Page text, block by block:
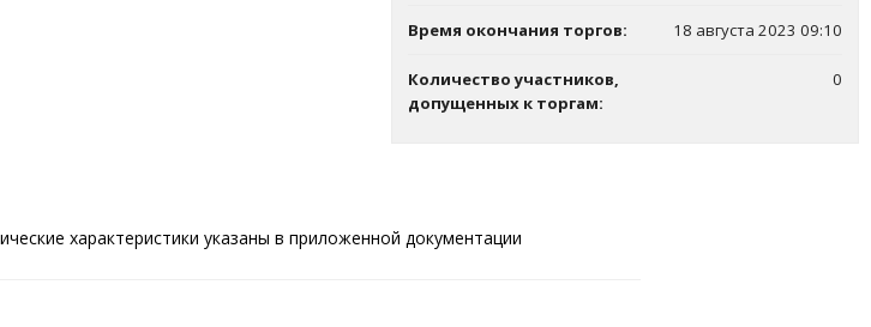
Время окончания торгов: 18 августа 2023 09:10
Количество участников,
допущенных к торгам:
0
характеристики указаны в приложенной документации